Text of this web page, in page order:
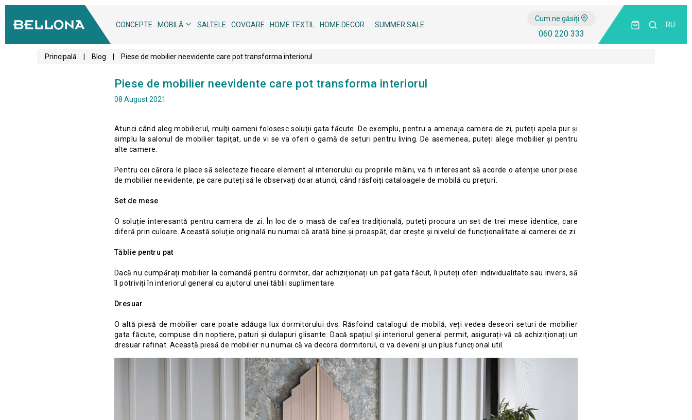
CONCEPTE MOBILĂ SALTELE COVOARE HOME TEXTIL HOME DECOR SUMMER SALE
Cum ne găsiți
060 220 333
RU
Principală Blog Piese de mobilier neevidente care pot transforma interiorul
Piese de mobilier neevidente care pot transforma interiorul
08 August 2021
Atunci când aleg mobilierul, mulți oameni folosesc soluții gata făcute. De exemplu, pentru a amenaja camera de zi, puteți apela pur și
simplu la salonul de mobilier tapițat, unde vi se va oferi o gamă de seturi pentru living. De asemenea, puteți alege mobilier și pentru
alte camere.
Pentru cei cărora le place să selecteze fiecare element al interiorului cu propriile mâini, va fi interesant să acorde o atenție unor piese
de mobilier neevidente, pe care puteți să le observați doar atunci, când răsfoiți cataloagele de mobilă cu prețuri.
Set de mese
O soluție interesantă pentru camera de zi. În loc de o masă de cafea tradițională, puteți procura un set de trei mese identice, care
diferă prin culoare. Această soluție originală nu numai că arată bine și proaspăt, dar crește și nivelul de funcționalitate al camerei de zi.
Tăblie pentru pat
Dacă nu cumpărați mobilier la comandă pentru dormitor, dar achiziționați un pat gata făcut, îi puteți oferi individualitate sau invers, să
îl potriviți în interiorul general cu ajutorul unei tăblii suplimentare.
Dresuar
O altă piesă de mobilier care poate adăuga lux dormitorului dvs. Răsfoind catalogul de mobilă, veți vedea deseori seturi de mobilier
gata făcute, compuse din noptiere, paturi și dulapuri glisante. Dacă spațiul și interiorul general permit, asigurați-vă că achiziționați un
dresuar rafinat. Această piesă de mobilier nu numai că va decora dormitorul, ci va deveni și un plus funcțional util.